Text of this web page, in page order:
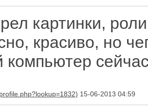
картинки,
красиво, но
компьютер
15-06-2013 04:59